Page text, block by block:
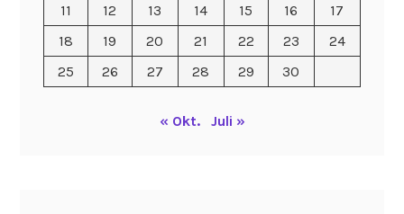
11
12 13 14 15 16
17
18
19 20 21 22 23
24
25
26 27 28 29 30
« Okt. Juli »